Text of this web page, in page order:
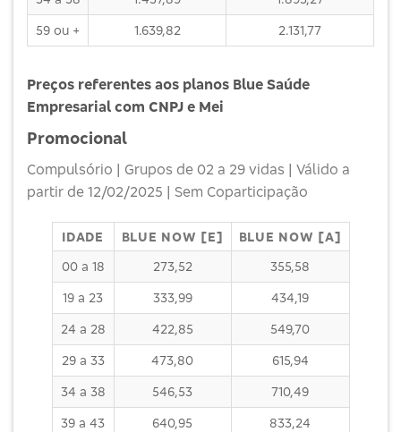
59 ou + 1.639,82 2.131,77
Preços referentes aos planos Blue Saúde
Empresarial com CNPJ e Mei
Promocional
Compulsório | Grupos de 02 a 29 vidas | Válido a
partir de 12/02/2025 | Sem Coparticipação
IDADE BLUE NOW [E]
BLUE NOW [A]
00 a 18
273,52 355,58
19 a 23 333,99 434,19
24 a 28 422,85 549,70
29 a 33 473,80 615,94
34 a 38 546,53 710,49
39 a 43 640,95 833,24